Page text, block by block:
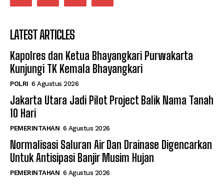
LATEST ARTICLES
Kapolres dan Ketua Bhayangkari Purwakarta
Kunjungi TK Kemala Bhayangkari
POLRI 6 Agustus 2026
Jakarta Utara Jadi Pilot Project Balik Nama Tanah
10 Hari
PEMERINTAHAN 6 Agustus 2026
Normalisasi Saluran Air Dan Drainase Digencarkan
Untuk Antisipasi Banjir Musim Hujan
PEMERINTAHAN 6 Agustus 2026